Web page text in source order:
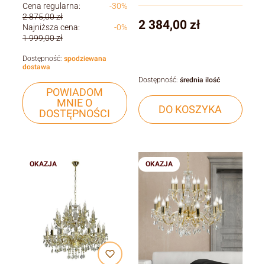
Cena regularna:
2 875,00 zł
-30%
Najniższa cena:
1 999,00 zł
-0%
POWIADOM
MNIE O
DOSTĘPNOŚCI
Dostępność: spodziewana
dostawa
Cena
2 384,00 zł
DO KOSZYKA
Dostępność: średnia ilość
OKAZJA OKAZJA